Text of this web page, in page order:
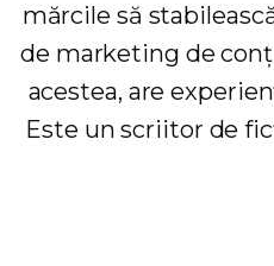
mărcile să
de marketing de
acestea, are
Este un scriitor de